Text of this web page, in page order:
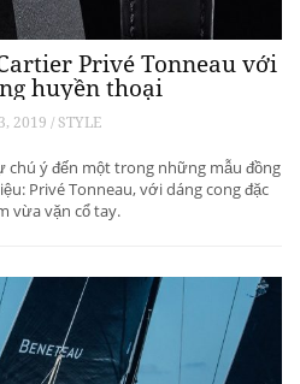
Privé Tonneau với
huyền thoại
2019 / STYLE
chú ý đến một trong những mẫu đồng
Privé Tonneau, với dáng cong đặc
vừa vặn cổ tay.